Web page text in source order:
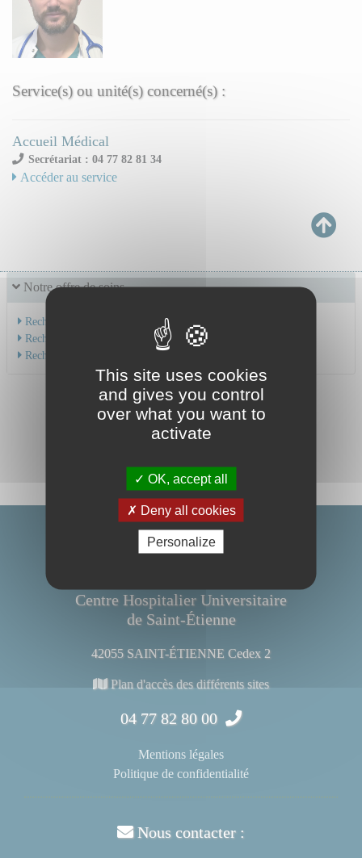
Notre offre de soins
Recherche par service
Recherche par spécialité
Recherche par médecin
Service(s) ou unité(s) concerné(s) :
Accueil Médical
Secrétariat : 04 77 82 81 34
Accéder au service
Centre Hospitalier Universitaire
de Saint-Étienne
42055 SAINT-ÉTIENNE Cedex 2
Plan d'accès des différents sites
04 77 82 80 00
Mentions légales
Politique de confidentialité
Nous contacter :
This site uses cookies
and gives you control
over what you want to
activate
OK, accept all
Deny all cookies
Personalize